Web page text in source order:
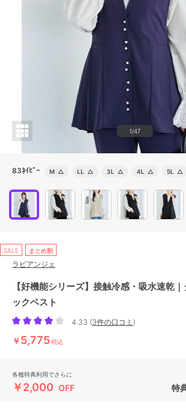
1/47
83ﾈｲﾋﾞｰ M △ LL △ 3L △ 4L △ 5L △
SALE まとめ割
ラビアンジェ
【好機能シリーズ】接触冷感・吸水速乾
ックベスト
4.33 (3件の口コミ )
￥5,775税込
各種特典利用でさらに
￥2,000 OFF 特